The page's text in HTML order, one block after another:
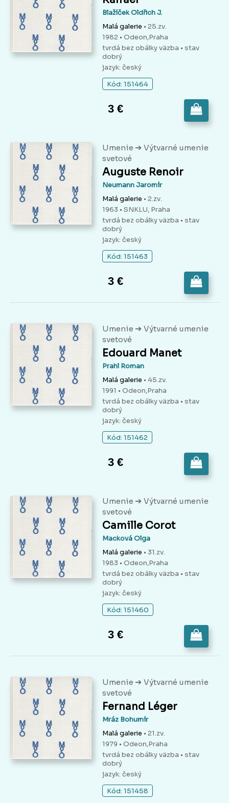
Blažíček Oldřich J.
Malá galerie • 25.zv.
1982 • Odeon,Praha
tvrdá bez obálky väzba • stav
dobrý
jazyk: český
Kód: 151464
3 €
Umenie ➔ Výtvarné umenie
svetové
Auguste Renoir
Neumann Jaromír
Malá galerie • 2.zv.
1963 • SNKLU, Praha
tvrdá bez obálky väzba • stav
dobrý
jazyk: český
Kód: 151463
3 €
Umenie ➔ Výtvarné umenie
svetové
Edouard Manet
Prahl Roman
Malá galerie • 45.zv.
1991 • Odeon,Praha
tvrdá bez obálky väzba • stav
dobrý
jazyk: český
Kód: 151462
3 €
Umenie ➔ Výtvarné umenie
svetové
Camille Corot
Macková Olga
Malá galerie • 31.zv.
1983 • Odeon,Praha
tvrdá bez obálky väzba • stav
dobrý
jazyk: český
Kód: 151460
3 €
Umenie ➔ Výtvarné umenie
svetové
Fernand Léger
Mráz Bohumír
Malá galerie • 21.zv.
1979 • Odeon,Praha
tvrdá bez obálky väzba • stav
dobrý
jazyk: český
Kód: 151458